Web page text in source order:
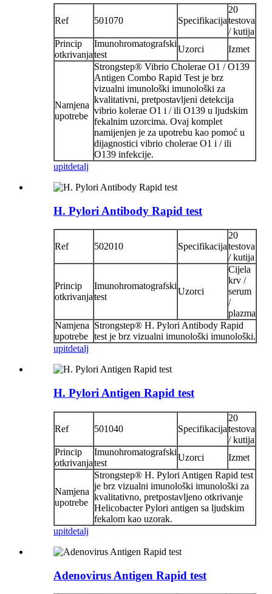
Ref 501070 Specifikacija
20
testova
/ kutija
Princip
otkrivanja
Imunohromatografski
test
Uzorci Izmet
Namjena
upotrebe
Strongstep® Vibrio Cholerae O1 / O139
Antigen Combo Rapid Test je brz
vizualni imunološki imunološki za
kvalitativni, pretpostavljeni detekcija
vibrio kolerae O1 i / ili O139 u ljudskim
fekalnim uzorcima. Ovaj komplet
namijenjen je za upotrebu kao pomoć u
dijagnostici vibrio cholerae O1 i / ili
O139 infekcije.
upitdetalj
H. Pylori Antibody Rapid test
Ref 502010 Specifikacija
20
testova
/ kutija
Princip
otkrivanja
Imunohromatografski
test
Uzorci
Cijela
krv /
serum
/
plazma
Namjena
upotrebe
Strongstep® H. Pylori Antibody Rapid
test je brz vizualni imunološki imunološki.
upitdetalj
H. Pylori Antigen Rapid test
Ref 501040 Specifikacija
20
testova
/ kutija
Princip
otkrivanja
Imunohromatografski
test
Uzorci Izmet
Namjena
upotrebe
Strongstep® H. Pylori Antigen Rapid test
je brz vizualni imunološki imunološki za
kvalitativno, pretpostavljeno otkrivanje
Helicobacter Pylori antigen sa ljudskim
fekalom kao uzorak.
upitdetalj
Adenovirus Antigen Rapid test